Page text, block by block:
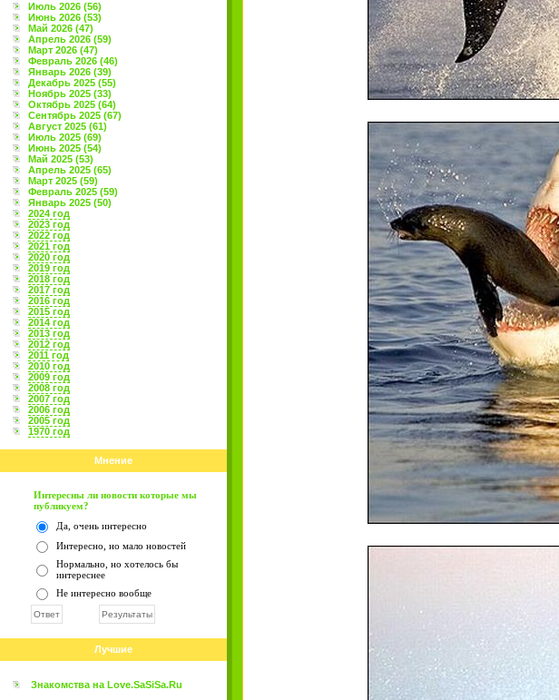
Июль 2026 (56)
Июнь 2026 (53)
Май 2026 (47)
Апрель 2026 (59)
Март 2026 (47)
Февраль 2026 (46)
Январь 2026 (39)
Декабрь 2025 (55)
Ноябрь 2025 (33)
Октябрь 2025 (64)
Сентябрь 2025 (67)
Август 2025 (61)
Июль 2025 (69)
Июнь 2025 (54)
Май 2025 (53)
Апрель 2025 (65)
Март 2025 (59)
Февраль 2025 (59)
Январь 2025 (50)
2024 год
2023 год
2022 год
2021 год
2020 год
2019 год
2018 год
2017 год
2016 год
2015 год
2014 год
2013 год
2012 год
2011 год
2010 год
2009 год
2008 год
2007 год
2006 год
2005 год
1970 год
Мнение
Интересны ли новости которые мы
публикуем?
Да, очень интересно
Интересно, но мало новостей
Нормально, но хотелось бы
интереснее
Не интересно вообще
Лучшие
Знакомства на Love.SaSiSa.Ru